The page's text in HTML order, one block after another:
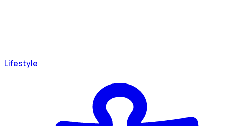
Lifestyle